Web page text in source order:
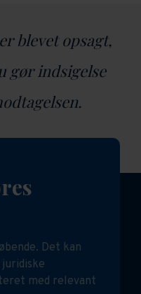
blevet opsagt,
gør indsigelse
Det kan
med relevant